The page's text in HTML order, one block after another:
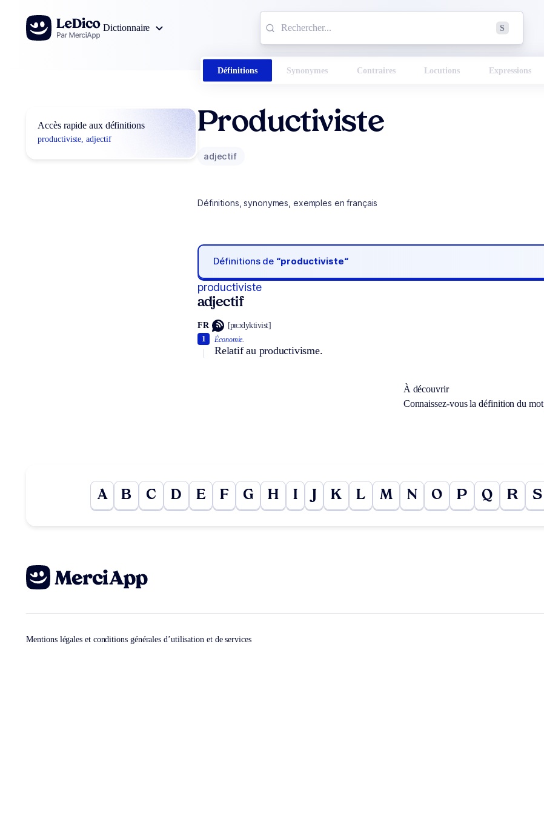
Aller au contenu
Dictionnaire
S
Définitions Synonymes Contraires Locutions Expressions
Accès rapide aux définitions
productiviste, adjectif
Productiviste
adjectif
Définitions, synonymes, exemples en français
Définitions de “productiviste“
productiviste
adjectif
FR [pʀɔdyktivist]
Économie.
Relatif au productivisme.
1
À découvrir
Connaissez-vous la définition du mot
A B C D E F G H I K L M N O P Q R S
Mentions légales et conditions générales d’utilisation et de services